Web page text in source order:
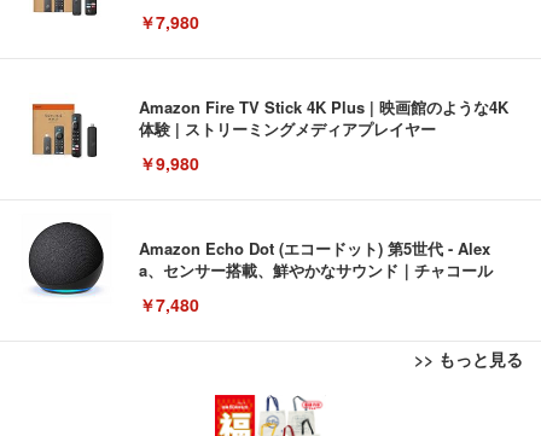
￥7,980
Amazon Fire TV Stick 4K Plus | 映画館のような4K
体験 | ストリーミングメディアプレイヤー
￥9,980
Amazon Echo Dot (エコードット) 第5世代 - Alex
a、センサー搭載、鮮やかなサウンド｜チャコール
￥7,480
>> もっと見る
[EdoErgo] オフィスチェア 椅子 テレワーク 疲れな
い 跳ね上げ式アームレスト コンパクト 約105度ロッ
EIZO ビジネス向けプレミアムモニター | FlexScan
EV3240X-WT | 31.5型4K UHD・USB Type-C・ホワ
Amazonベーシック ペットシーツ 薄型 レギュラー 1